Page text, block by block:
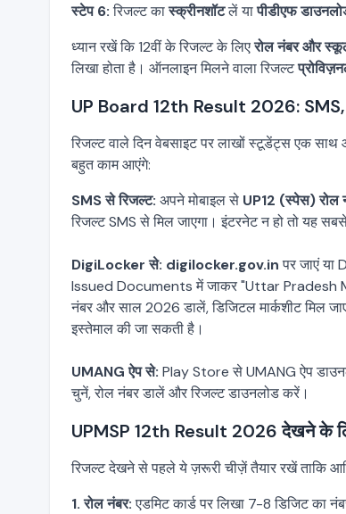
स्टेप 6:रिजल्ट कास्क्रीनशॉटलें यापीडीएफ
ध्यान रखें कि 12वीं के रिजल्ट के लिएरोल नंबर और
लिखा होता है। ऑनलाइन मिलने वाला रिजल्ट
UP Board 12th Result 2026:
रिजल्ट वाले दिन वेबसाइट पर लाखों स्टूडेंट्स एक
बहुत काम आएंगे:
SMS से रिजल्ट: अपने मोबाइल से UP12 (स्पेस) रोल
रिजल्ट SMS से मिल जाएगा। इंटरनेट न हो तो यह
DigiLocker से: digilocker.gov.inपर जाएं या
Issued Documents में जाकर "Uttar Pradesh
नंबर और साल 2026 डालें, डिजिटल मार्कशीट मिल
इस्तेमाल की जा सकती है।
UMANG ऐप से: Play Store से UMANG ऐप
चुनें, रोल नंबर डालें और रिजल्ट डाउनलोड करें।
UPMSP 12th Result 2026 देखने के
रिजल्ट देखने से पहले ये ज़रूरी चीज़ें तैयार रखें ताकि
1. रोल नंबर:एडमिट कार्ड पर लिखा 7-8 डिजिट का